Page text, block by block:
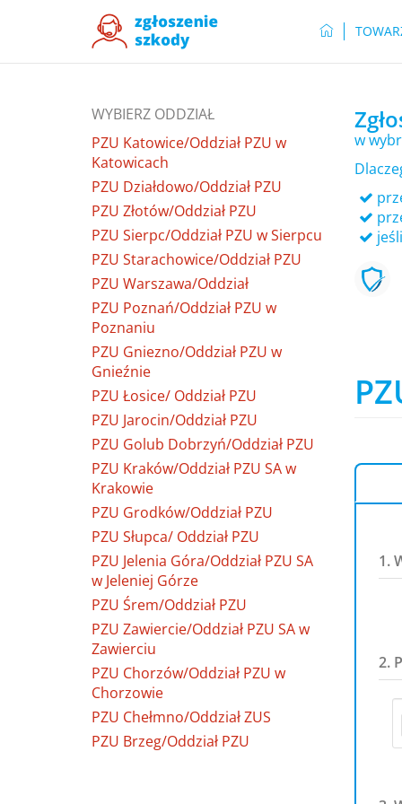
WYBIERZ ODDZIAŁ
PZU Katowice/Oddział PZU w
Katowicach
PZU Działdowo/Oddział PZU
PZU Złotów/Oddział PZU
PZU Sierpc/Oddział PZU w Sierpcu
PZU Starachowice/Oddział PZU
PZU Warszawa/Oddział
PZU Poznań/Oddział PZU w
Poznaniu
PZU Gniezno/Oddział PZU w
Gnieźnie
PZU Łosice/ Oddział PZU
PZU Jarocin/Oddział PZU
PZU Golub Dobrzyń/Oddział PZU
PZU Kraków/Oddział PZU SA w
Krakowie
PZU Grodków/Oddział PZU
PZU Słupca/ Oddział PZU
PZU Jelenia Góra/Oddział PZU SA
w Jeleniej Górze
PZU Śrem/Oddział PZU
PZU Zawiercie/Oddział PZU SA w
Zawierciu
PZU Chorzów/Oddział PZU w
Chorzowie
PZU Chełmno/Oddział ZUS
PZU Brzeg/Oddział PZU
w
1.
2.